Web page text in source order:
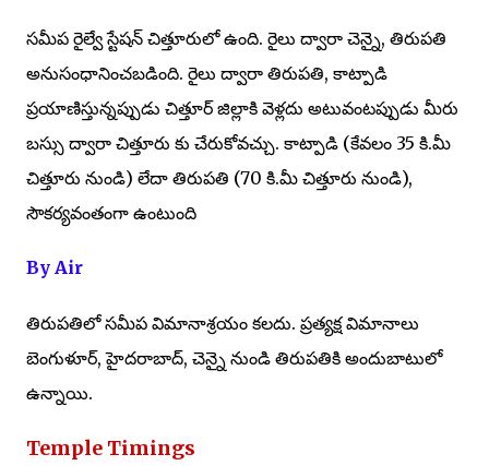
సమీప రైల్వే స్టేషన్ చిత్తూరులో ఉంది. రైలు ద్వారా చెన్నై, తిరుపతి
అనుసంధానించబడింది. రైలు ద్వారా తిరుపతి, కాట్పాడి
ప్రయాణిస్తున్నప్పుడు చిత్తూర్ జిల్లాకి వెళ్లదు అటువంటప్పుడు మీరు
బస్సు ద్వారా చిత్తూరు కు చేరుకోవచ్చు. కాట్పాడి (కేవలం 35 కి.మీ
చిత్తూరు నుండి) లేదా తిరుపతి (70 కి.మీ చిత్తూరు నుండి),
సౌకర్యవంతంగా ఉంటుంది
By Air
తిరుపతిలో సమీప విమానాశ్రయం కలదు. ప్రత్యక్ష విమానాలు
బెంగుళూర్, హైదరాబాద్, చెన్నై నుండి తిరుపతికి అందుబాటులో
ఉన్నాయి.
Temple Timings